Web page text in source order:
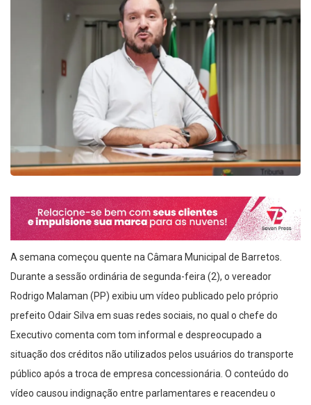
A semana começou quente na Câmara Municipal de Barretos.
Durante a sessão ordinária de segunda-feira (2), o vereador
Rodrigo Malaman (PP) exibiu um vídeo publicado pelo próprio
prefeito Odair Silva em suas redes sociais, no qual o chefe do
Executivo comenta com tom informal e despreocupado a
situação dos créditos não utilizados pelos usuários do transporte
público após a troca de empresa concessionária. O conteúdo do
vídeo causou indignação entre parlamentares e reacendeu o